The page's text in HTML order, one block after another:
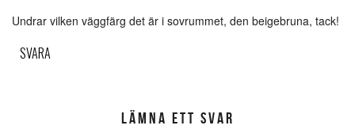
Undrar vilken väggfärg det är i sovrummet, den beigebruna, tack!
SVARA
LÄMNA ETT SVAR